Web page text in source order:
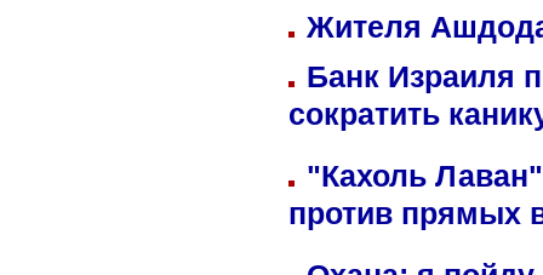
Жителя
Банк Израиля
сократить
"Кахоль
против прямых